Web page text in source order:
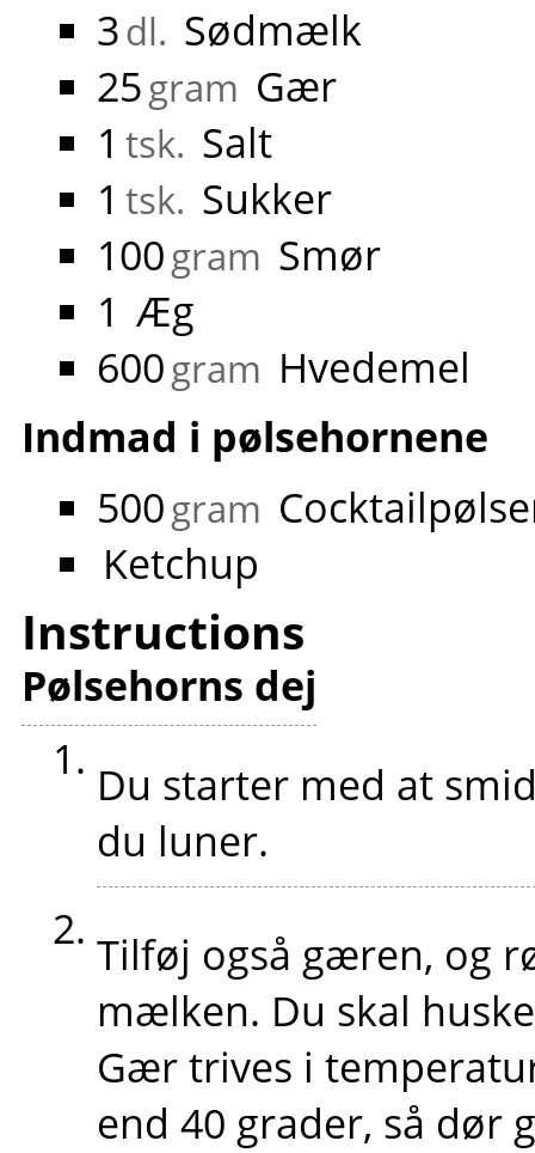
3dl. Sødmælk
25gram Gær
1 tsk. Salt
1 tsk. Sukker
100gram Smør
1 Æg
600gram Hvedemel
Indmad i pølsehornene
500gram
Ketchup
Instructions
Pølsehorns dej
Du starter med at
du luner.
Tilføj også gæren, og
mælken. Du skal
Gær trives i
end 40 grader, så dør